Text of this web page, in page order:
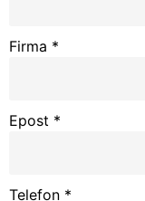
Firma *
Epost *
Telefon *